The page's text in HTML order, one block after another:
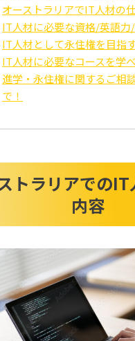
オーストラリアでIT人材の
IT人材に必要な資格/英語力
IT人材として永住権を目指
IT人材に必要なコースを学
進学・永住権に関するご相
で！
トラリアでの
内容